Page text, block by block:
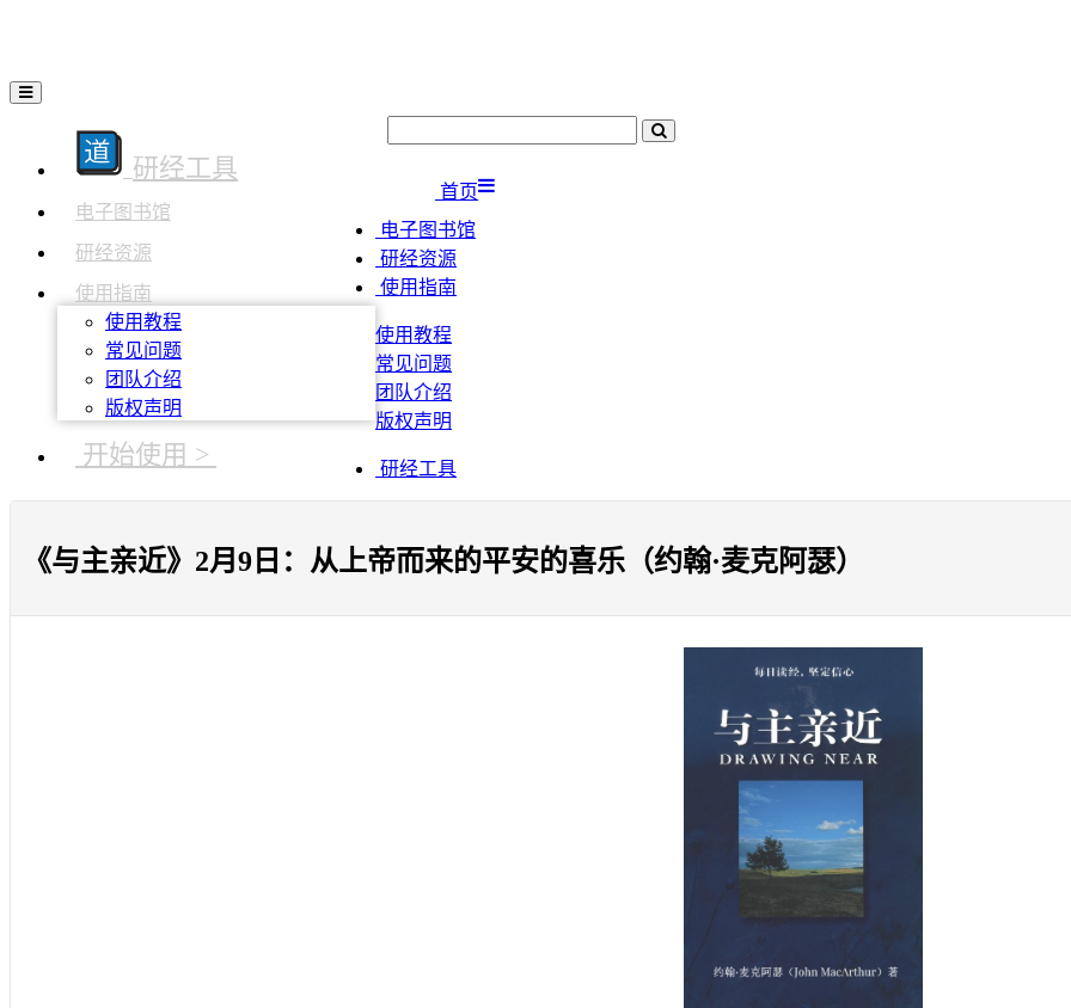
研经工具
电子图书馆
研经资源
使用指南
使用教程
常见问题
团队介绍
版权声明
开始使用 >
首页
电子图书馆
研经资源
使用指南
使用教程
常见问题
团队介绍
版权声明
研经工具
《与主亲近》2月9日：从上帝而来的平安的喜乐（约翰·麦克阿瑟）